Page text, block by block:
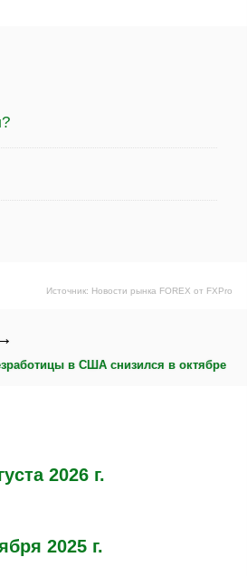
Источник: Новости рынка FOREX от FXPro
в США снизился в октябре
2026 г.
2025 г.